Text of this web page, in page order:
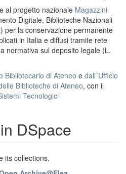
al progetto nazionale Magazzini
Digitale, Biblioteche Nazionali
per la conservazione permanente
in Italia e diffusi tramite rete
normativa sul deposito legale (L.
Bibliotecario di Ateneo e dall´Ufficio
Biblioteche di Ateneo, con il
Tecnologici
DSpace
its collections.